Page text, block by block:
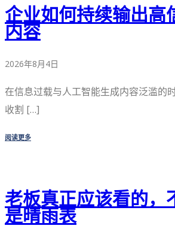
企业如何持续输出高
内容
2026年8月4日
在信息过载与人工智能生成内容泛滥的
收割 […]
阅读更多
老板真正应该看的，
是晴雨表